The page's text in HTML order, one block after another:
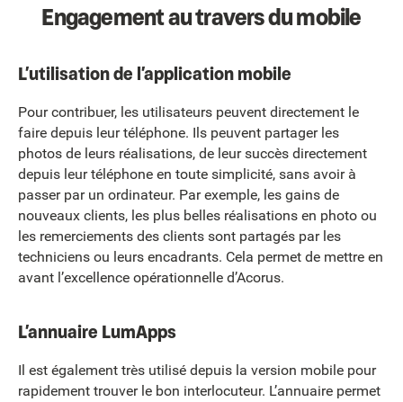
Engagement au travers du mobile
L’utilisation de l’application mobile
Pour contribuer, les utilisateurs peuvent directement le
faire depuis leur téléphone. Ils peuvent partager les
photos de leurs réalisations, de leur succès directement
depuis leur téléphone en toute simplicité, sans avoir à
passer par un ordinateur. Par exemple, les gains de
nouveaux clients, les plus belles réalisations en photo ou
les remerciements des clients sont partagés par les
techniciens ou leurs encadrants. Cela permet de mettre en
avant l’excellence opérationnelle d’Acorus.
L’annuaire LumApps
Il est également très utilisé depuis la version mobile pour
rapidement trouver le bon interlocuteur. L’annuaire permet